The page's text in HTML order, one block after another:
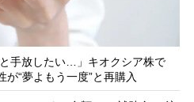
手放したい…」キオクシア株で
“夢よもう一度”と再購入